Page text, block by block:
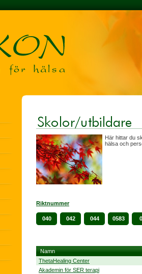
Här hittar du
hälsa och
Riktnummer
040 042 044 0583
Namn
ThetaHealing Center
Akademin för SER terapi